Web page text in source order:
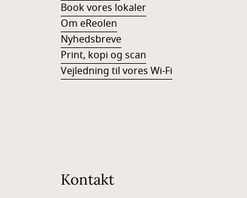
Book vores lokaler
Om eReolen
Nyhedsbreve
Print, kopi og scan
Vejledning til vores Wi-Fi
Kontakt